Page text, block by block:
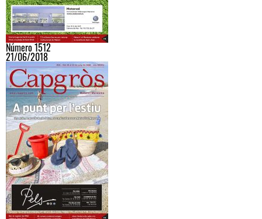
Número 1512
21/06/2018